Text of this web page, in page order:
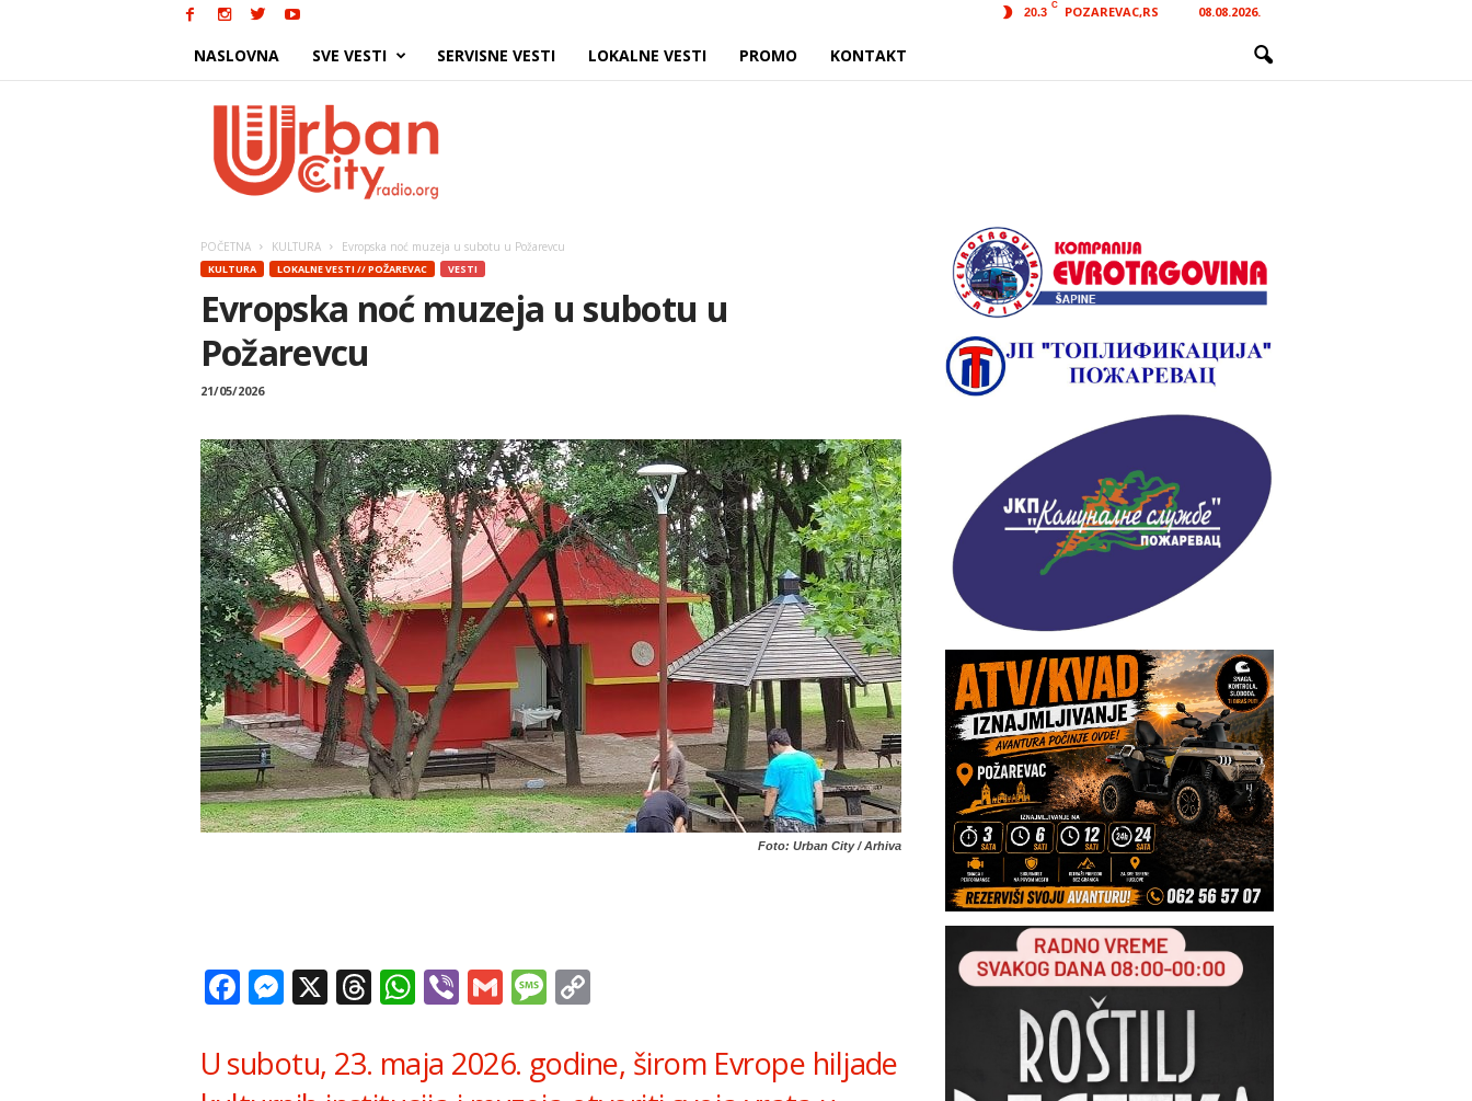
20.3
C POZAREVAC,RS 08.08.2026.
NASLOVNA SVE VESTI SERVISNE VESTI LOKALNE VESTI PROMO KONTAKT
POČETNA KULTURA Evropska noć muzeja u subotu u Požarevcu
KULTURA LOKALNE VESTI // POŽAREVAC VESTI
Evropska noć muzeja u subotu u
Požarevcu
21/05/2026
Foto: Urban City / Arhiva
Facebook
Messenger
X Threads
WhatsApp
ViberGmailMessage
U subotu, 23. maja 2026. godine, širom Evrope hiljade